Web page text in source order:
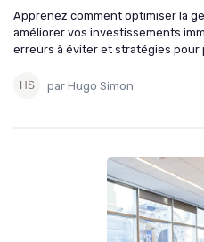
Apprenez comment optimiser la
améliorer vos investissements
erreurs à éviter et stratégies pour
par Hugo Simon